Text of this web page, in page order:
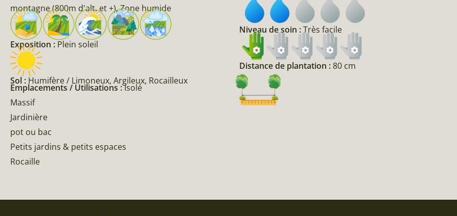
montagne (800m d'alt. et +), Zone humide
Exposition : Plein soleil
Sol : Humifère / Limoneux, Argileux, Rocailleux
Emplacements / Utilisations :Isolé
Massif
Jardinière
pot ou bac
Petits jardins & petits espaces
Rocaille
Niveau de soin :Très facile
Distance de plantation :80 cm